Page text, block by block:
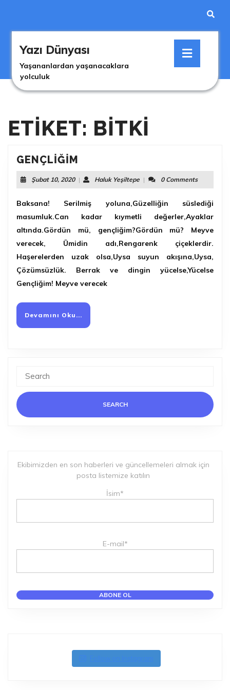
Yazı Dünyası
Yaşananlardan yaşanacaklara
yolculuk
ETIKET: BITKI
GENÇLIĞIM
Şubat 10, 2020Şubat
10,
| Haluk YeşiltepeHaluk
Yeşiltepe
| 0 Comments
Baksana! Serilmiş yoluna,Güzelliğin süslediği
masumluk.Can kadar kıymetli değerler,Ayaklar
altında.Gördün mü, gençliğim?Gördün mü? Meyve
verecek, Ümidin adı,Rengarenk çiçeklerdir.
Haşerelerden uzak olsa,Uysa suyun akışına,Uysa,
Çözümsüzlük. Berrak ve dingin yücelse,Yücelse
Gençliğim! Meyve verecek
Devamını Oku...
Oku...
for:
Ekibimizden en son haberleri ve güncellemeleri almak için
posta listemize katılın
İsim*
E-mail*
Follow on Instagram